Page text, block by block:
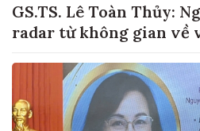
GS.TS. Lê Toàn Thủy:
radar từ không gian về